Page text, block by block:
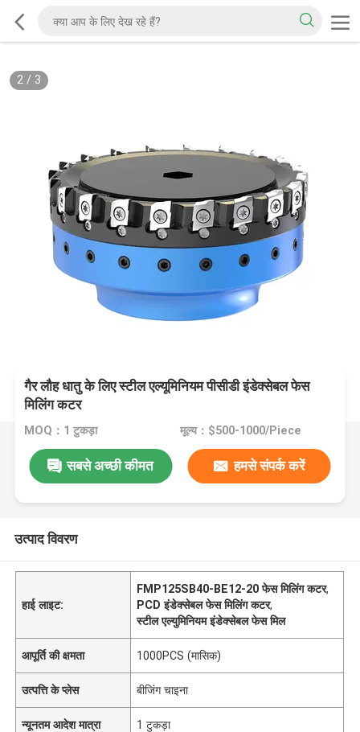
2/ 3
गैर लौह धातु के लिए स्टील एल्यूमिनियम पीसीडी इंडेक्सेबल फेस
मिलिंग कटर
MOQ：1 टुकड़ा मूल्य：$500-1000/Piece
सबसे अच्छी कीमत हमसे संपर्क करें
उत्पाद विवरण
हाई लाइट:
FMP125SB40-BE12-20 फेस मिलिंग कटर,
PCD इंडेक्सेबल फेस मिलिंग कटर,
स्टील एल्युमिनियम इंडेक्सेबल फेस मिल
आपूर्ति की क्षमता 1000PCS (मासिक)
उत्पत्ति के प्लेस बीजिंग चाइना
न्यूनतम आदेश मात्रा 1 टुकड़ा